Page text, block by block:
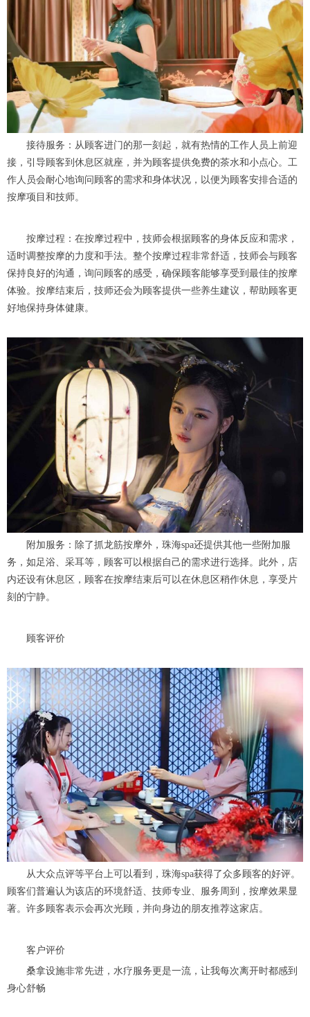
接待服务：从顾客进门的那一刻起，就有热情的工作人员上前迎
接，引导顾客到休息区就座，并为顾客提供免费的茶水和小点心。工
作人员会耐心地询问顾客的需求和身体状况，以便为顾客安排合适的
按摩项目和技师。
按摩过程：在按摩过程中，技师会根据顾客的身体反应和需求，
适时调整按摩的力度和手法。整个按摩过程非常舒适，技师会与顾客
保持良好的沟通，询问顾客的感受，确保顾客能够享受到最佳的按摩
体验。按摩结束后，技师还会为顾客提供一些养生建议，帮助顾客更
好地保持身体健康。
附加服务：除了抓龙筋按摩外，珠海spa还提供其他一些附加服
务，如足浴、采耳等，顾客可以根据自己的需求进行选择。此外，店
内还设有休息区，顾客在按摩结束后可以在休息区稍作休息，享受片
刻的宁静。
顾客评价
从大众点评等平台上可以看到，珠海spa获得了众多顾客的好评。
顾客们普遍认为该店的环境舒适、技师专业、服务周到，按摩效果显
著。许多顾客表示会再次光顾，并向身边的朋友推荐这家店。
客户评价
桑拿设施非常先进，水疗服务更是一流，让我每次离开时都感到
身心舒畅